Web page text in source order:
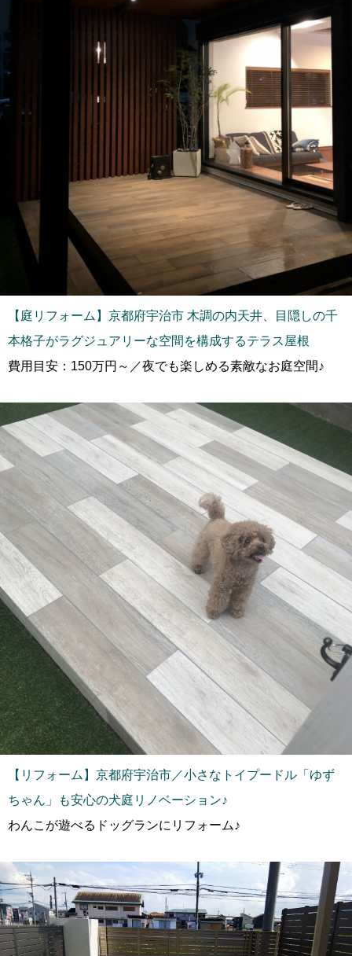
【庭リフォーム】京都府宇治市 木調の内天井、目隠しの千
本格子がラグジュアリーな空間を構成するテラス屋根
費用目安：150万円～／夜でも楽しめる素敵なお庭空間♪
【リフォーム】京都府宇治市／小さなトイプードル「ゆず
ちゃん」も安心の犬庭リノベーション♪
わんこが遊べるドッグランにリフォーム♪